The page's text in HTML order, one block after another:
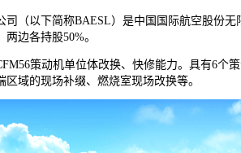
以下简称BAESL）是中国国际航空股份无
边各持股50%。
策动机单位体改换、快修能力。具有6个策
域的现场补缀、燃烧室现场改换等。